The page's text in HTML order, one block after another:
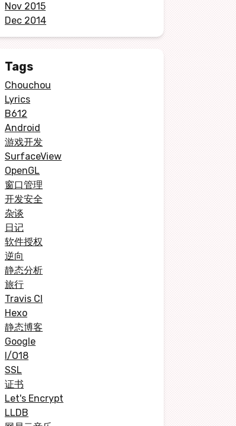
Nov 2015
Dec 2014
Tags
Chouchou
Lyrics
B612
Android
游戏开发
SurfaceView
OpenGL
窗口管理
开发安全
杂谈
日记
软件授权
逆向
静态分析
旅行
Travis CI
Hexo
静态博客
Google
I/O18
SSL
证书
Let's Encrypt
LLDB